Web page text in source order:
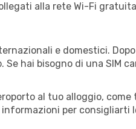
alla rete Wi-Fi
e domestici.
hai bisogno di una SIM
al tuo alloggio,
per consigliarti